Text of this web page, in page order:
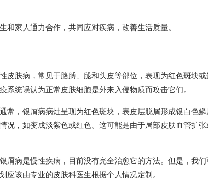
家人通力合作，共同应对疾病，改善生活质量。
皮肤病，常见于胳膊、腿和头皮等部位，表现为红色斑块
统误认为正常皮肤细胞是外来入侵物质而攻击它们。
常，银屑病病灶呈现为红色斑块，表皮层脱屑形成银白色
况，如变成淡紫色或红色。这可能是由于局部皮肤血管扩张
屑病是慢性疾病，目前没有完全治愈它的方法。但是，我
该由专业的皮肤科医生根据个人情况定制。